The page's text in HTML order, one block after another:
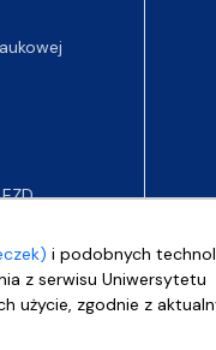
i podobnych
z serwisu Uniwersytetu
użycie, zgodnie z